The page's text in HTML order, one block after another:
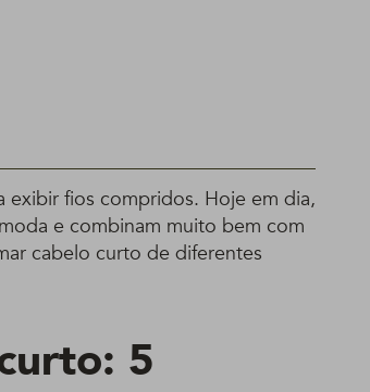
fios compridos. Hoje em dia,
e combinam muito bem com
cabelo curto de diferentes
5